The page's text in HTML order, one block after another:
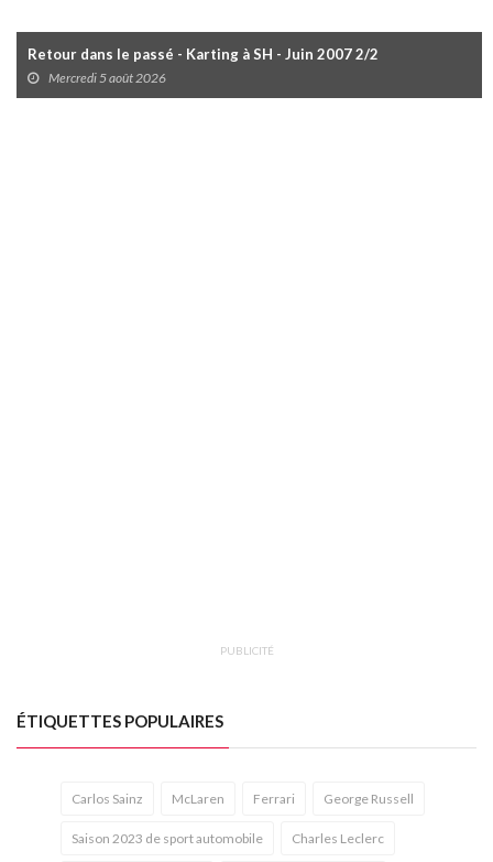
Retour dans le passé - Karting à SH - Juin 2007 2/2
Mercredi 5 août 2026
PUBLICITÉ
ÉTIQUETTES POPULAIRES
Carlos Sainz McLaren Ferrari George Russell
Saison 2023 de sport automobile Charles Leclerc